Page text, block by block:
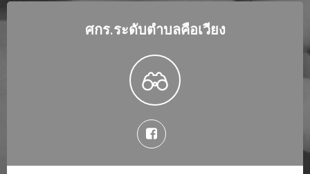
ศกร.ระดับตำบลคือเวียง